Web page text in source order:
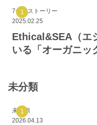
7つのストーリー
2025.02.25
Ethical&SEA（エ
いる「オーガニッ
未分類
未分類
2026.04.13